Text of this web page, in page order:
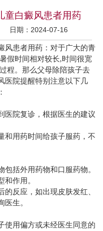
童白癜风患者用药
日期：2024-07-16
患者用药：对于广大的青
假时间相对较长,时间很宽
程。那么父母除陪孩子去
医院提醒特别注意以下几
院复诊，根据医生的建议
用药时间给孩子服药，不
括外用药物和口服药物。
和作用。
反应，如出现皮肤发红、
医生。
用偏方或未经医生同意的